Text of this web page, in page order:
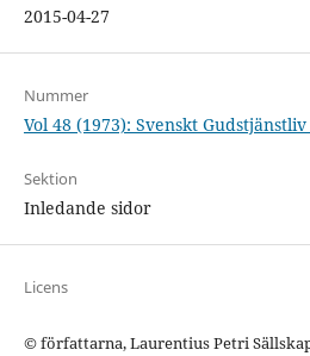
2015-04-27
Nummer
Vol 48 (1973): Svenskt
Sektion
Inledande sidor
Licens
© författarna, Laurentius Petri